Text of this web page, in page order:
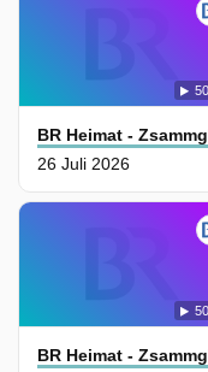
BR Heimat -
26 Juli 2026
BR Heimat -